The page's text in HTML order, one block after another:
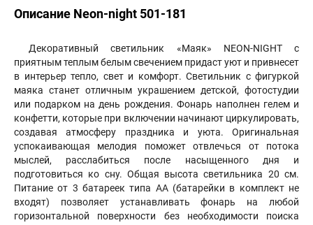
Описание Neon-night 501-181
Декоративный светильник «Маяк» NEON-NIGHT с
приятным теплым белым свечением придаст уют и привнесет
в интерьер тепло, свет и комфорт. Светильник с фигуркой
маяка станет отличным украшением детской, фотостудии
или подарком на день рождения. Фонарь наполнен гелем и
конфетти, которые при включении начинают циркулировать,
создавая атмосферу праздника и уюта. Оригинальная
успокаивающая мелодия поможет отвлечься от потока
мыслей, расслабиться после насыщенного дня и
подготовиться ко сну. Общая высота светильника 20 см.
Питание от 3 батареек типа AА (батарейки в комплект не
входят) позволяет устанавливать фонарь на любой
горизонтальной поверхности без необходимости поиска